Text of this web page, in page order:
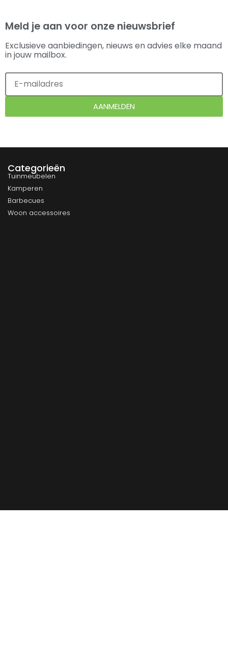
Meld je aan voor onze nieuwsbrief
Exclusieve aanbiedingen, nieuws en advies elke maand
in jouw mailbox.
AANMELDEN
Categorieën
Tuinmeubelen
Kamperen
Barbecues
Woon accessoires